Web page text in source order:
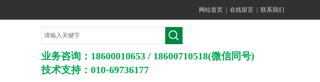
网站首页 在线留言 联系我们
业务咨询：18600010653 / 18600710518(微信同号)
技术支持：010-69736177